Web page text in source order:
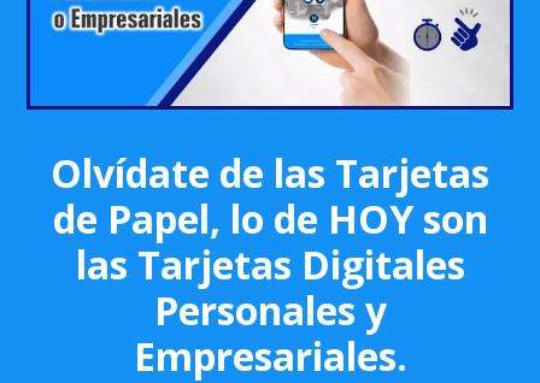
Olvídate de las Tarjetas
de Papel, lo de HOY son
las Tarjetas Digitales
Personales y
Empresariales.